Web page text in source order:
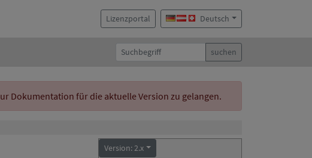
Lizenzportal Deutsch
suchen
Dokumentation für die aktuelle Version zu gelangen.
Version: 2.x